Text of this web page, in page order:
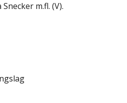
m.fl. (V).